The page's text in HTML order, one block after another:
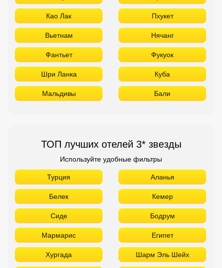
Као Лак Пхукет
Вьетнам Нячанг
Фантьет Фукуок
Шри Ланка Куба
Мальдивы Бали
ТОП лучших отелей 3* звезды
Используйте удобные фильтры
Турция Аланья
Белек Кемер
Сиде Бодрум
Мармарис Египет
Хургада Шарм Эль Шейх